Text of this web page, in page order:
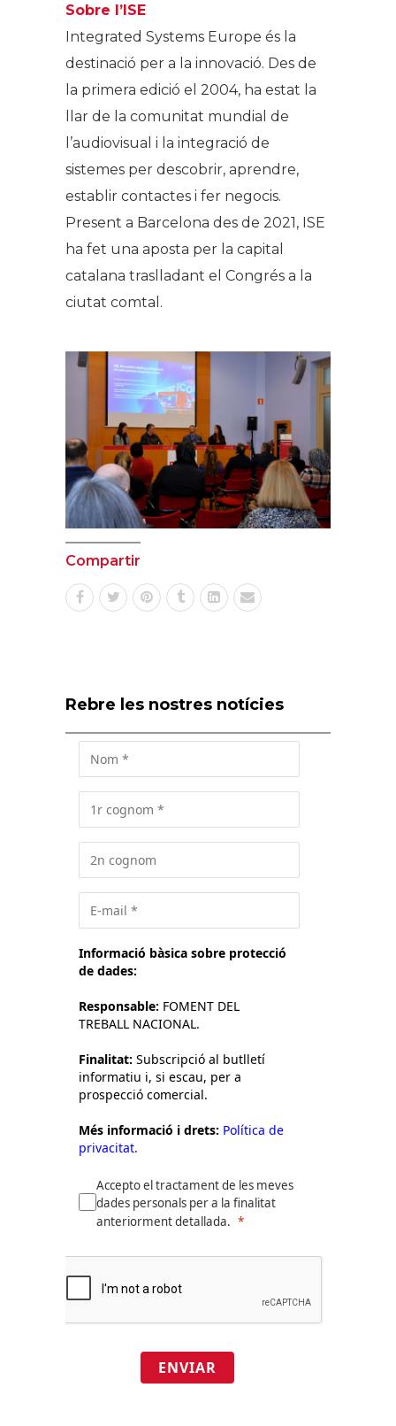
Sobre l’ISE
Integrated Systems Europe és la
destinació per a la innovació. Des de
la primera edició el 2004, ha estat la
llar de la comunitat mundial de
l’audiovisual i la integració de
sistemes per descobrir, aprendre,
establir contactes i fer negocis.
Present a Barcelona des de 2021, ISE
ha fet una aposta per la capital
catalana traslladant el Congrés a la
ciutat comtal.
Compartir
Rebre les nostres notícies
Informació bàsica sobre protecció
de dades:
Responsable: FOMENT DEL
TREBALL NACIONAL.
Finalitat: Subscripció al butlletí
informatiu i, si escau, per a
prospecció comercial.
Més informació i drets: Política de
privacitat.
Accepto el tractament de les meves
dades personals per a la finalitat
anteriorment detallada.
ENVIAR